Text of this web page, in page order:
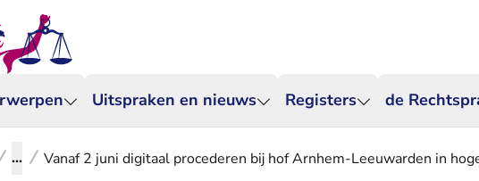
Uitspraken en nieuws Registers de
... Vanaf 2 juni digitaal procederen bij hof Arnhem-Leeuwarden in